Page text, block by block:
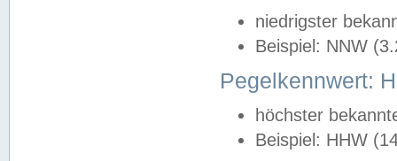
niedrigster
Beispiel: NNW
Pegelkennwert:
höchster
Beispiel: HHW